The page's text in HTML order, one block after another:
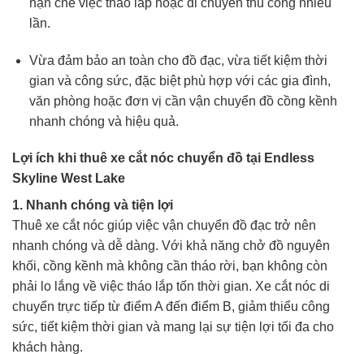
lần.
Vừa đảm bảo an toàn cho đồ đạc, vừa tiết kiệm thời
gian và công sức, đặc biệt phù hợp với các gia đình,
văn phòng hoặc đơn vị cần vận chuyển đồ cồng kềnh
nhanh chóng và hiệu quả.
Lợi ích khi thuê xe cắt nóc chuyển đồ tại Endless
Skyline West Lake
1. Nhanh chóng và tiện lợi
Thuê xe cắt nóc giúp việc vận chuyển đồ đạc trở nên
nhanh chóng và dễ dàng. Với khả năng chở đồ nguyên
khối, cồng kềnh mà không cần tháo rời, bạn không còn
phải lo lắng về việc tháo lắp tốn thời gian. Xe cắt nóc di
chuyển trực tiếp từ điểm A đến điểm B, giảm thiểu công
sức, tiết kiệm thời gian và mang lại sự tiện lợi tối đa cho
khách hàng.